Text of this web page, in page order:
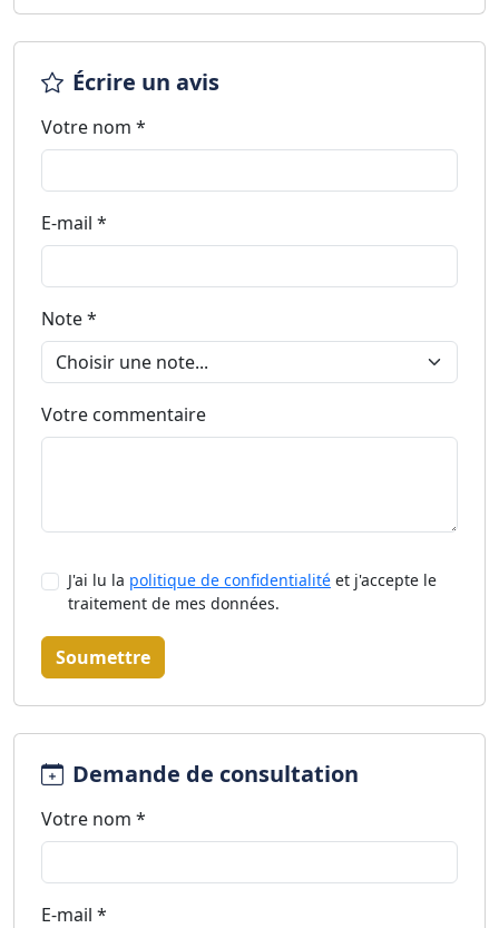
Écrire un avis
Votre nom *
E-mail *
Note *
Votre commentaire
J'ai lu la politique de confidentialité et j'accepte le
traitement de mes données.
Soumettre
Demande de consultation
Votre nom *
E-mail *